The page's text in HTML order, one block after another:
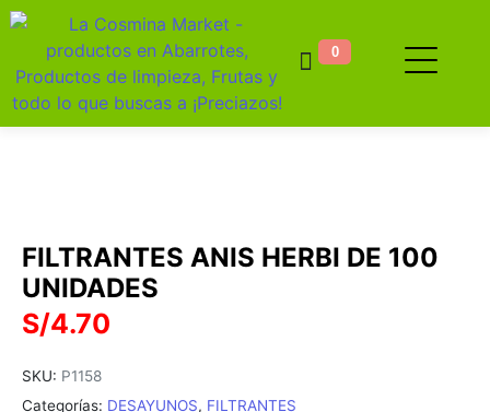
0
FILTRANTES ANIS HERBI DE 100
UNIDADES
S/4.70
SKU: P1158
Categorías: DESAYUNOS, FILTRANTES